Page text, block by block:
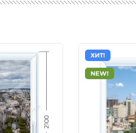
ХИТ!
NEW!